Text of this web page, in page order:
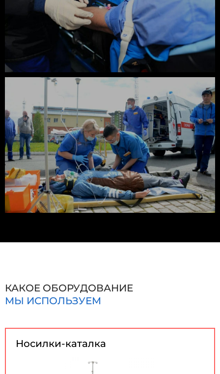
КАКОЕ ОБОРУДОВАНИЕ
МЫ ИСПОЛЬЗУЕМ
Носилки-каталка